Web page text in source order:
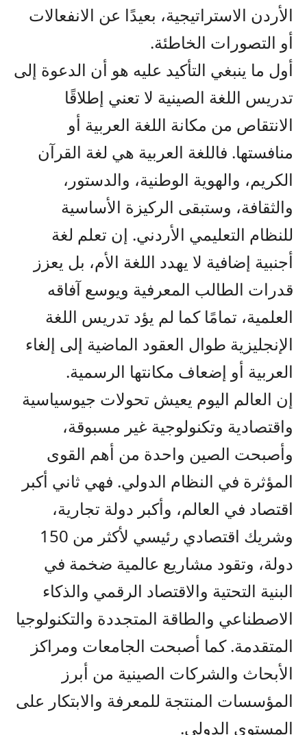
الأردن الاستراتيجية، بعيدًا عن الانفعالات
أو التصورات الخاطئة.
أول ما ينبغي التأكيد عليه هو أن الدعوة إلى
تدريس اللغة الصينية لا تعني إطلاقًا
الانتقاص من مكانة اللغة العربية أو
منافستها. فاللغة العربية هي لغة القرآن
الكريم، والهوية الوطنية، والدستور،
والثقافة، وستبقى الركيزة الأساسية
للنظام التعليمي الأردني. إن تعلم لغة
أجنبية إضافية لا يهدد اللغة الأم، بل يعزز
قدرات الطالب المعرفية ويوسع آفاقه
العلمية، تمامًا كما لم يؤد تدريس اللغة
الإنجليزية طوال العقود الماضية إلى إلغاء
العربية أو إضعاف مكانتها الرسمية.
إن العالم اليوم يعيش تحولات جيوسياسية
واقتصادية وتكنولوجية غير مسبوقة،
وأصبحت الصين واحدة من أهم القوى
المؤثرة في النظام الدولي. فهي ثاني أكبر
اقتصاد في العالم، وأكبر دولة تجارية،
وشريك اقتصادي رئيسي لأكثر من 150
دولة، وتقود مشاريع عالمية ضخمة في
البنية التحتية والاقتصاد الرقمي والذكاء
الاصطناعي والطاقة المتجددة والتكنولوجيا
المتقدمة. كما أصبحت الجامعات ومراكز
الأبحاث والشركات الصينية من أبرز
المؤسسات المنتجة للمعرفة والابتكار على
المستوى الدولي.